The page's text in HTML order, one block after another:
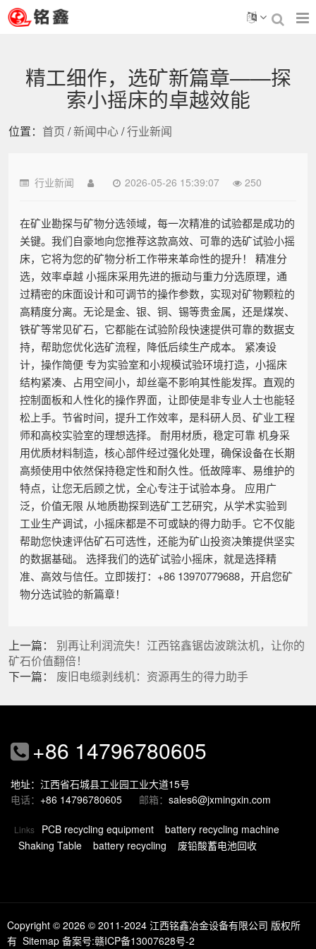
精工细作，选矿新篇章——探
索小摇床的卓越效能
位置： 首页 /新闻中心/行业新闻
行业新闻 2026-05-26 15:39:07 250
在矿业勘探与矿物分选领域，每一次精准的试验都是成功的
关键。我们自豪地向您推荐这款高效、可靠的选矿试验小摇
床，它将为您的矿物分析工作带来革命性的提升！ 精准分
选，效率卓越 小摇床采用先进的振动与重力分选原理，通
过精密的床面设计和可调节的操作参数，实现对矿物颗粒的
高精度分离。无论是金、银、铜、锡等贵金属，还是煤炭、
铁矿等常见矿石，它都能在试验阶段快速提供可靠的数据支
持，帮助您优化选矿流程，降低后续生产成本。 紧凑设
计，操作简便 专为实验室和小规模试验环境打造，小摇床
结构紧凑、占用空间小，却丝毫不影响其性能发挥。直观的
控制面板和人性化的操作界面，让即使是非专业人士也能轻
松上手。节省时间，提升工作效率，是科研人员、矿业工程
师和高校实验室的理想选择。 耐用材质，稳定可靠 机身采
用优质材料制造，核心部件经过强化处理，确保设备在长期
高频使用中依然保持稳定性和耐久性。低故障率、易维护的
特点，让您无后顾之忧，全心专注于试验本身。 应用广
泛，价值无限 从地质勘探到选矿工艺研究，从学术实验到
工业生产调试，小摇床都是不可或缺的得力助手。它不仅能
帮助您快速评估矿石可选性，还能为矿山投资决策提供坚实
的数据基础。 选择我们的选矿试验小摇床，就是选择精
准、高效与信任。立即拨打：+86 13970779688，开启您矿
物分选试验的新篇章！
上一篇： 别再让利润流失！江西铭鑫锯齿波跳汰机，让你的
矿石价值翻倍！
下一篇： 废旧电缆剥线机：资源再生的得力助手
+86 14796780605
地址：江西省石城县工业园工业大道15号
电话： +86 14796780605 邮箱： sales6@jxmingxin.com
Links PCB recycling equipment
battery recycling machine
Shaking Table
battery recycling 废铅酸蓄电池回收
Copyright © 2026 © 2011-2024 江西铭鑫冶金设备有限公司 版权所
有 Sitemap 备案号:赣ICP备13007628号-2